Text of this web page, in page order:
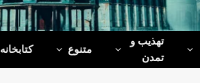
تهذیب و
تمدن
متنوع کتابخانه